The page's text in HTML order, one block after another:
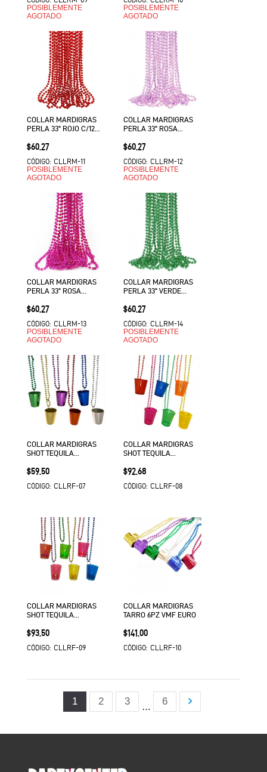
POSIBLEMENTE
AGOTADO
POSIBLEMENTE
AGOTADO
COLLAR MARDIGRAS
PERLA 33" ROJO C/12
Precio
$60.27
CÓDIGO: CLLRM-11
POSIBLEMENTE
AGOTADO
COLLAR MARDIGRAS
PERLA 33" ROSA
Precio
$60.27
CÓDIGO: CLLRM-12
POSIBLEMENTE
AGOTADO
COLLAR MARDIGRAS
PERLA 33" ROSA
VMF
Precio
$60.27
CÓDIGO: CLLRM-13
POSIBLEMENTE
AGOTADO
COLLAR MARDIGRAS
PERLA 33" VERDE
VMF
Precio
$60.27
CÓDIGO: CLLRM-14
POSIBLEMENTE
AGOTADO
COLLAR MARDIGRAS
SHOT TEQUILA
VMF EURO
Precio
$59.50
CÓDIGO: CLLRF-07
COLLAR MARDIGRAS
SHOT TEQUILA
VMF
Precio
$92.68
CÓDIGO: CLLRF-08
COLLAR MARDIGRAS
SHOT TEQUILA
LUZ 6PZ SKH VMF
Precio
$93.50
CÓDIGO: CLLRF-09
COLLAR MARDIGRAS
TARRO 6PZ VMF EURO
Precio
$141.00
CÓDIGO: CLLRF-10
1 2 3 … 6